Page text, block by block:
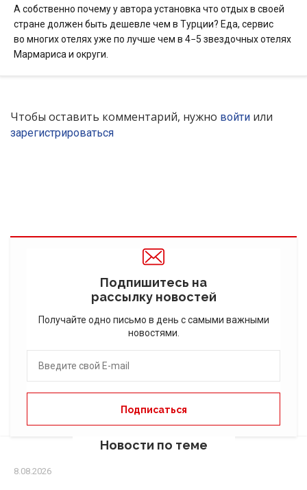
А собственно почему у автора установка что отдых в своей
стране должен быть дешевле чем в Турции? Еда, сервис
во многих отелях уже по лучше чем в 4−5 звездочных отелях
Мармариса и округи.
Чтобы оставить комментарий, нужно войти или
зарегистрироваться
Подпишитесь на
рассылку новостей
Получайте одно письмо в день с самыми важными
новостями.
Новости по теме
8.08.2026